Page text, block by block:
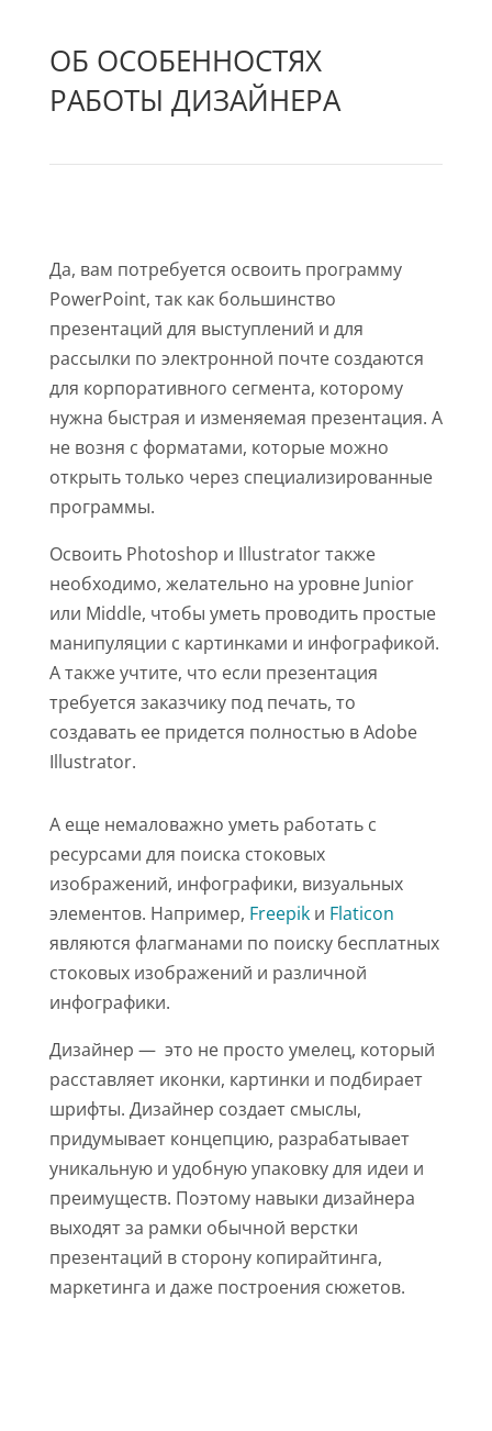
ОБ ОСОБЕННОСТЯХ
РАБОТЫ ДИЗАЙНЕРА
Да, вам потребуется освоить программу
PowerPoint, так как большинство
презентаций для выступлений и для
рассылки по электронной почте создаются
для корпоративного сегмента, которому
нужна быстрая и изменяемая презентация. А
не возня с форматами, которые можно
открыть только через специализированные
программы.
Освоить Photoshop и Illustrator также
необходимо, желательно на уровне Junior
или Middle, чтобы уметь проводить простые
манипуляции с картинками и инфографикой.
А также учтите, что если презентация
требуется заказчику под печать, то
создавать ее придется полностью в Adobe
Illustrator.
А еще немаловажно уметь работать с
ресурсами для поиска стоковых
изображений, инфографики, визуальных
элементов. Например, Freepik и Flaticon
являются флагманами по поиску бесплатных
стоковых изображений и различной
инфографики.
Дизайнер — это не просто умелец, который
расставляет иконки, картинки и подбирает
шрифты. Дизайнер создает смыслы,
придумывает концепцию, разрабатывает
уникальную и удобную упаковку для идеи и
преимуществ. Поэтому навыки дизайнера
выходят за рамки обычной верстки
презентаций в сторону копирайтинга,
маркетинга и даже построения сюжетов.